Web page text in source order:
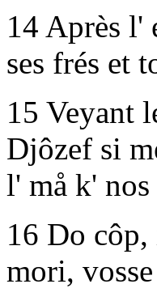
14 Après l'
ses frés et
15 Veyant
Djôzef si
l' må k'
16 Do
mori,